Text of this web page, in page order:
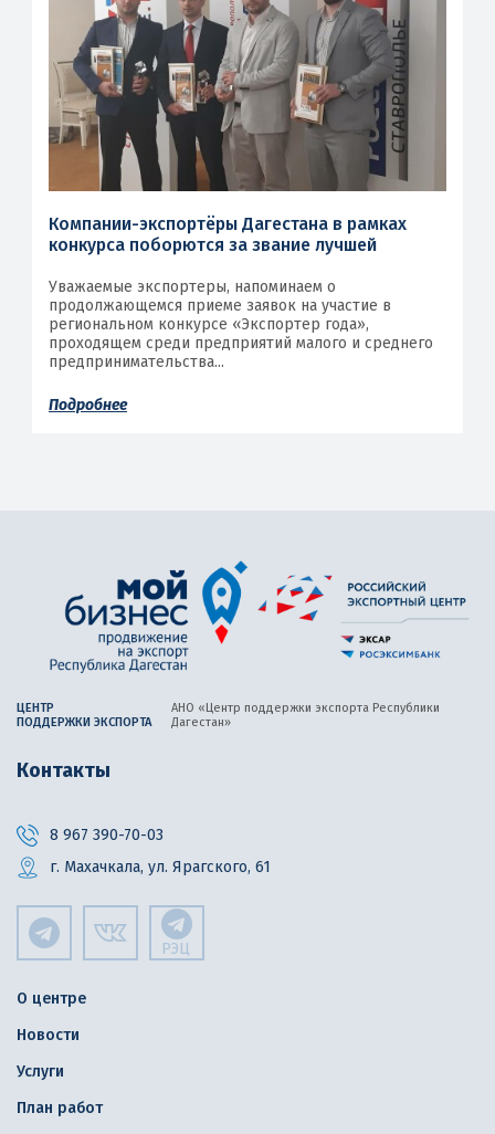
Компании-экспортёры Дагестана в рамках
конкурса поборются за звание лучшей
Уважаемые экспортеры, напоминаем о
продолжающемся приеме заявок на участие в
региональном конкурсе «Экспортер года»,
проходящем среди предприятий малого и среднего
предпринимательства...
Подробнее
ЦЕНТР
ПОДДЕРЖКИ ЭКСПОРТА
АНО «Центр поддержки экспорта Республики
Дагестан»
Контакты
8 967 390-70-03
г. Махачкала, ул. Ярагского, 61
РЭЦ
О центре
Новости
Услуги
План работ